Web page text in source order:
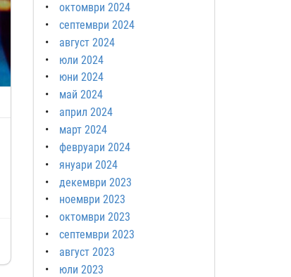
октомври 2024
септември 2024
август 2024
юли 2024
юни 2024
май 2024
април 2024
март 2024
февруари 2024
януари 2024
декември 2023
ноември 2023
октомври 2023
септември 2023
август 2023
юли 2023